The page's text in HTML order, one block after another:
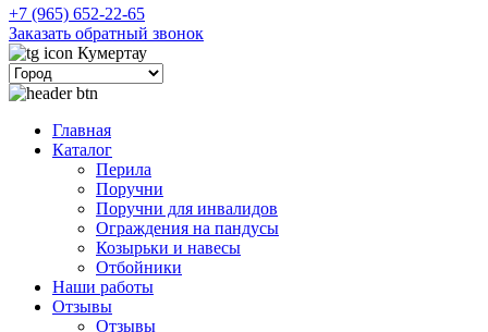
+7 (965) 652-22-65
Заказать обратный звонок
Кумертау
Главная
Каталог
Перила
Поручни
Поручни для инвалидов
Ограждения на пандусы
Козырьки и навесы
Отбойники
Наши работы
Отзывы
Отзывы